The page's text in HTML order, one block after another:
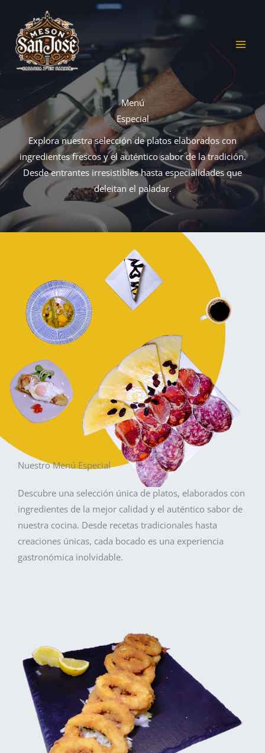
contenido
Menú
Especial
Explora nuestra selección de platos elaborados con
ingredientes frescos y el auténtico sabor de la tradición.
Desde entrantes irresistibles hasta especialidades que
deleitan el paladar.
Nuestro Menú Especial
Descubre una selección única de platos, elaborados con
ingredientes de la mejor calidad y el auténtico sabor de
nuestra cocina. Desde recetas tradicionales hasta
creaciones únicas, cada bocado es una experiencia
gastronómica inolvidable.